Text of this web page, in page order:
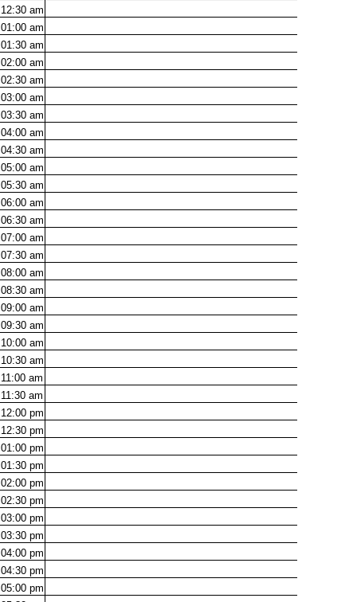
12:30 am
01:00 am
01:30 am
02:00 am
02:30 am
03:00 am
03:30 am
04:00 am
04:30 am
05:00 am
05:30 am
06:00 am
06:30 am
07:00 am
07:30 am
08:00 am
08:30 am
09:00 am
09:30 am
10:00 am
10:30 am
11:00 am
11:30 am
12:00 pm
12:30 pm
01:00 pm
01:30 pm
02:00 pm
02:30 pm
03:00 pm
03:30 pm
04:00 pm
04:30 pm
05:00 pm